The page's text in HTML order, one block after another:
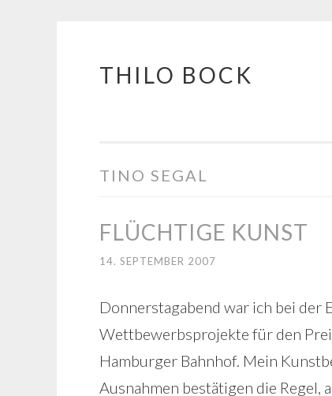
Springe
THILO BOCK
TINO SEGAL
FLÜCHTIGE KUNST
14. SEPTEMBER 2007
Donnerstagabend war ich bei
Wettbewerbsprojekte für den
Hamburger Bahnhof. Mein
Ausnahmen bestätigen die Regel,